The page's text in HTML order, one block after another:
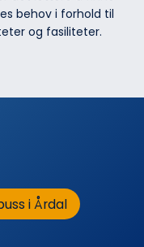
behov i forhold til
og fasiliteter.
i Årdal